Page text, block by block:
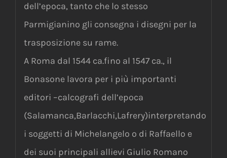
dell’epoca, tanto che lo stesso
Parmigianino gli consegna i disegni per la
trasposizione su rame.
A Roma dal 1544 ca.fino al 1547 ca., il
Bonasone lavora per i più importanti
editori –calcografi dell’epoca
(Salamanca,Barlacchi,Lafrery)interpretando
i soggetti di Michelangelo o di Raffaello e
dei suoi principali allievi Giulio Romano